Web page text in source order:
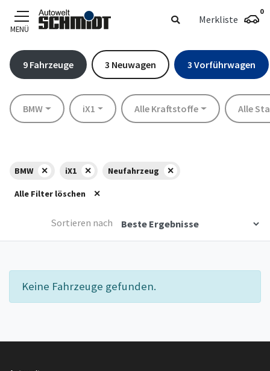
MENÜ
Merkliste
0
9 Fahrzeuge 3 Neuwagen 3 Vorführwagen
MarkeBMW Modell
iX1 Kraftstoff
Alle Kraftstoffe Standort
Alle
BMW iX1 Neufahrzeug
Alle Filter löschen
Sortieren nach
Keine Fahrzeuge gefunden.